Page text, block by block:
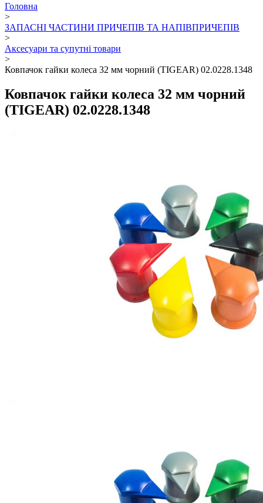
Головна
>
ЗАПАСНІ ЧАСТИНИ ПРИЧЕПІВ ТА НАПІВПРИЧЕПІВ
>
Аксесуари та супутні товари
>
Ковпачок гайки колеса 32 мм чорний (TIGEAR) 02.0228.1348
Ковпачок гайки колеса 32 мм чорний
(TIGEAR) 02.0228.1348